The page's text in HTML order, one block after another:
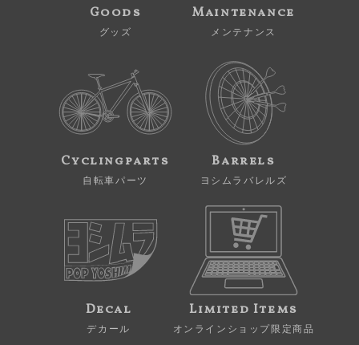
Goods
グッズ
Maintenance
メンテナンス
Cyclingparts
自転車パーツ
Barrels
ヨシムラバレルズ
Decal
デカール
Limited Items
オンラインショップ限定商品